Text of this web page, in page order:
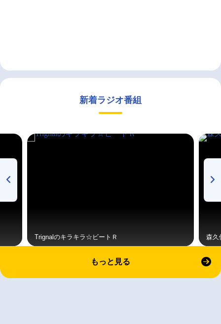
新着ラジオ番組
Trignalのキラキラ☆ビートＲ 森久
もっと見る